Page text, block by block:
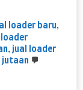
loader baru,
loader
, jual loader
jutaan